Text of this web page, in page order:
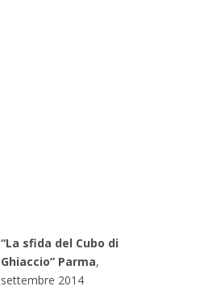
“La sfida del Cubo di
Ghiaccio” Parma,
settembre 2014